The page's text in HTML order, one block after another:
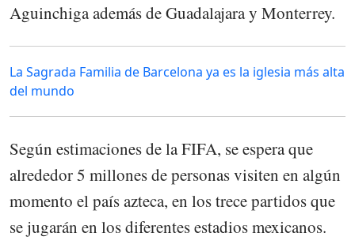
Aguinchiga además de Guadalajara y Monterrey.
La Sagrada Familia de Barcelona ya es la iglesia más alta
del mundo
Según estimaciones de la FIFA, se espera que
alrededor 5 millones de personas visiten en algún
momento el país azteca, en los trece partidos que
se jugarán en los diferentes estadios mexicanos.